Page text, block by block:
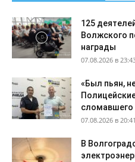
125
Волжского
награды
07.08.2026 в
«Был пьян,
сломавшего
07.08.2026 в 20:41
В